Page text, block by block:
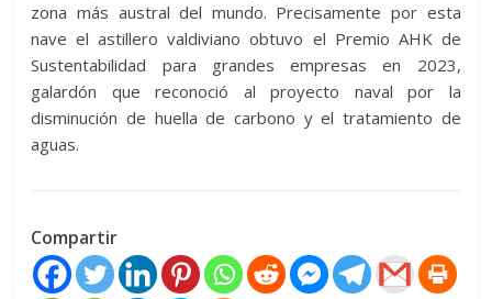
zona más austral del mundo. Precisamente por esta
nave el astillero valdiviano obtuvo el Premio AHK de
Sustentabilidad para grandes empresas en 2023,
galardón que reconoció al proyecto naval por la
disminución de huella de carbono y el tratamiento de
aguas.
Compartir